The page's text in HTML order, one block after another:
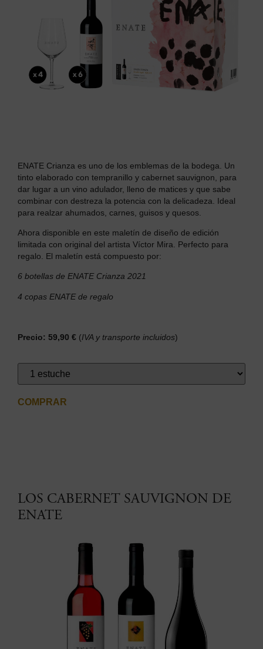
ENATE Crianza es uno de los emblemas de la bodega. Un
tinto elaborado con tempranillo y cabernet sauvignon, para
dar lugar a un vino adulador, lleno de matices y que sabe
combinar con destreza la potencia con la delicadeza. Ideal
para realzar ahumados, carnes, guisos y quesos.
Ahora disponible en este maletín de diseño de edición
limitada con original del artista Víctor Mira.
Perfecto para
regalo. El maletín está compuesto por:
6 botellas de ENATE Crianza 2021
4 copas ENATE de regalo
Precio: 59,90 € (IVA y transporte incluidos)
COMPRAR
LOS CABERNET SAUVIGNON DE
ENATE